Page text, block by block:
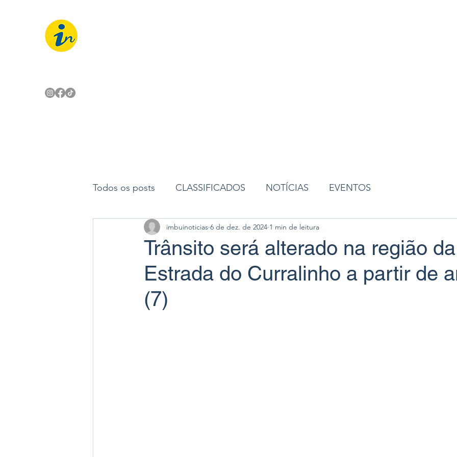
Todos os posts CLASSIFICADOS NOTÍCIAS EVENTOS
Trânsito será alterado na região da
Estrada do Curralinho a partir de
(7)
imbuinoticias 6 de dez. de 2024 1 min de leitura